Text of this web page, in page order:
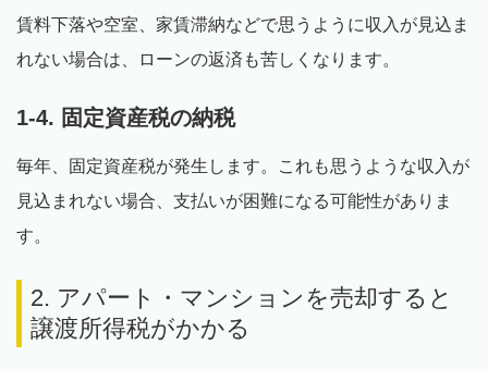
賃料下落や空室、家賃滞納などで思うように収入が見込ま
れない場合は、ローンの返済も苦しくなります。
1-4. 固定資産税の納税
毎年、固定資産税が発生します。これも思うような収入が
見込まれない場合、支払いが困難になる可能性がありま
す。
2. アパート・マンションを売却すると
譲渡所得税がかかる